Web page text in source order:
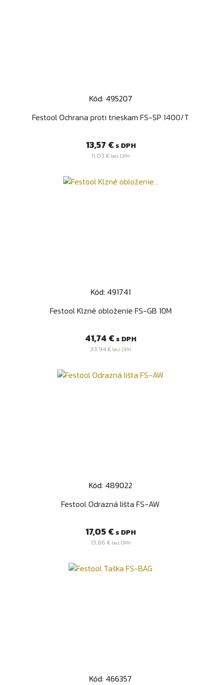
Kód: 495207
Festool Ochrana proti trieskam FS-SP 1400/T
Cena
13,57 € s DPH
11,03 € bez DPH
Kód: 491741
Festool Klzné obloženie FS-GB 10M
Cena
41,74 € s DPH
33,94 €bez DPH
Kód: 489022
Festool Odrazná lišta FS-AW
Cena
17,05 € s DPH
13,86 €bez DPH
Kód: 466357